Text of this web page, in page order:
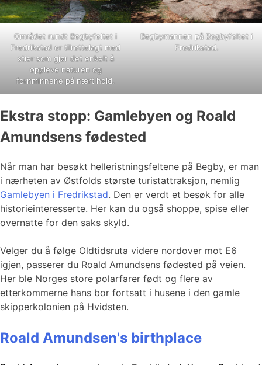
Området rundt Begbyfeltet i
Fredrikstad er tilrettelagt med
stier som gjør det enkelt å
oppleve naturen og
fornminnene på nært hold.
Begbymannen på Begbyfeltet i
Fredrikstad.
Ekstra stopp: Gamlebyen og Roald
Amundsens fødested
Når man har besøkt helleristningsfeltene på Begby, er man
i nærheten av Østfolds største turistattraksjon, nemlig
Gamlebyen i Fredrikstad. Den er verdt et besøk for alle
historieinteresserte. Her kan du også shoppe, spise eller
overnatte for den saks skyld.
Velger du å følge Oldtidsruta videre nordover mot E6
igjen, passerer du Roald Amundsens fødested på veien.
Her ble Norges store polarfarer født og flere av
etterkommerne hans bor fortsatt i husene i den gamle
skipperkolonien på Hvidsten.
Roald Amundsen's birthplace